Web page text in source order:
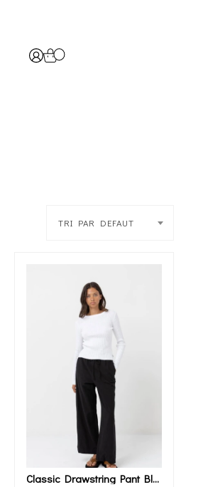
TRI PAR DEFAUT
Classic Drawstring Pant Black